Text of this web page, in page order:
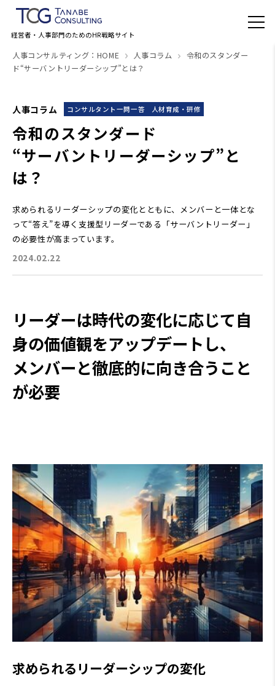
経営者・人事部門のためのHR戦略サイト
人事コンサルティング：HOME 人事コラム
令和のスタンダー
ド“サーバントリーダーシップ”とは？
人事コラム コンサルタント一問一答 人材育成・研修
令和のスタンダード
“サーバントリーダーシップ”と
は？
求められるリーダーシップの変化とともに、メンバーと一体とな
って“答え”を導く支援型リーダーである「サーバントリーダー」
の必要性が高まっています。
2024.02.22
リーダーは時代の変化に応じて自
身の価値観をアップデートし、
メンバーと徹底的に向き合うこと
が必要
求められるリーダーシップの変化